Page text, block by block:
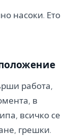
насоки. Ето
работа,
в
всичко се
грешки.